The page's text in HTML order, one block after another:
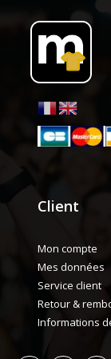
Client
Mon compte
Mes données
Service client
Retour &
Informations